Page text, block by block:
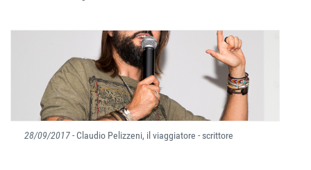
28/09/2017- Claudio Pelizzeni, il viaggiatore - scrittore